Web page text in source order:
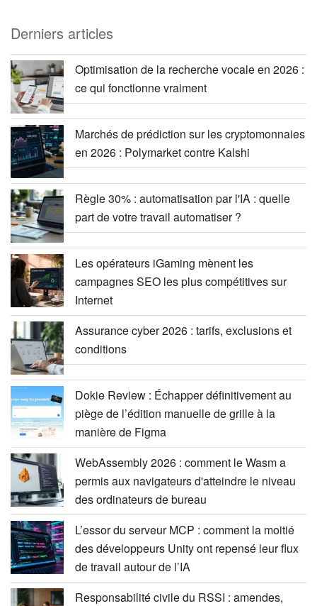
Derniers articles
Optimisation de la recherche vocale en 2026 :
ce qui fonctionne vraiment
Marchés de prédiction sur les cryptomonnaies
en 2026 : Polymarket contre Kalshi
Règle 30% : automatisation par l'IA : quelle
part de votre travail automatiser ?
Les opérateurs iGaming mènent les
campagnes SEO les plus compétitives sur
Internet
Assurance cyber 2026 : tarifs, exclusions et
conditions
Dokie Review : Échapper définitivement au
piège de l’édition manuelle de grille à la
manière de Figma
WebAssembly 2026 : comment le Wasm a
permis aux navigateurs d'atteindre le niveau
des ordinateurs de bureau
L’essor du serveur MCP : comment la moitié
des développeurs Unity ont repensé leur flux
de travail autour de l’IA
Responsabilité civile du RSSI : amendes,